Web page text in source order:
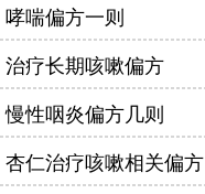
哮喘偏方一则
治疗长期咳嗽偏方
慢性咽炎偏方几则
杏仁治疗咳嗽相关偏方